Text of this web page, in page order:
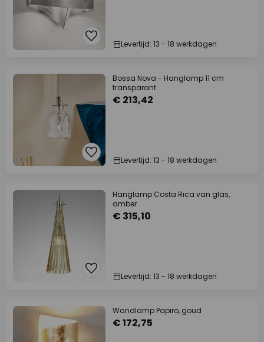
Levertijd: 13 - 18 werkdagen
Bossa Nova - Hanglamp 11 cm
transparant
€ 213,42
Levertijd: 13 - 18 werkdagen
Hanglamp Costa Rica van glas,
amber
€ 315,10
Levertijd: 13 - 18 werkdagen
Wandlamp Papiro, goud
€ 172,75